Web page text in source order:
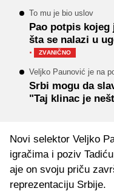
To mu je bio uslov
Pao potpis kojeg
šta se nalazi u
· ZVANIČNO
Veljko Paunović je na
Srbi mogu da
"Taj klinac je
Novi selektor Veljko
igračima i poziv
aje on svoju priču
reprezentaciju Srbije.